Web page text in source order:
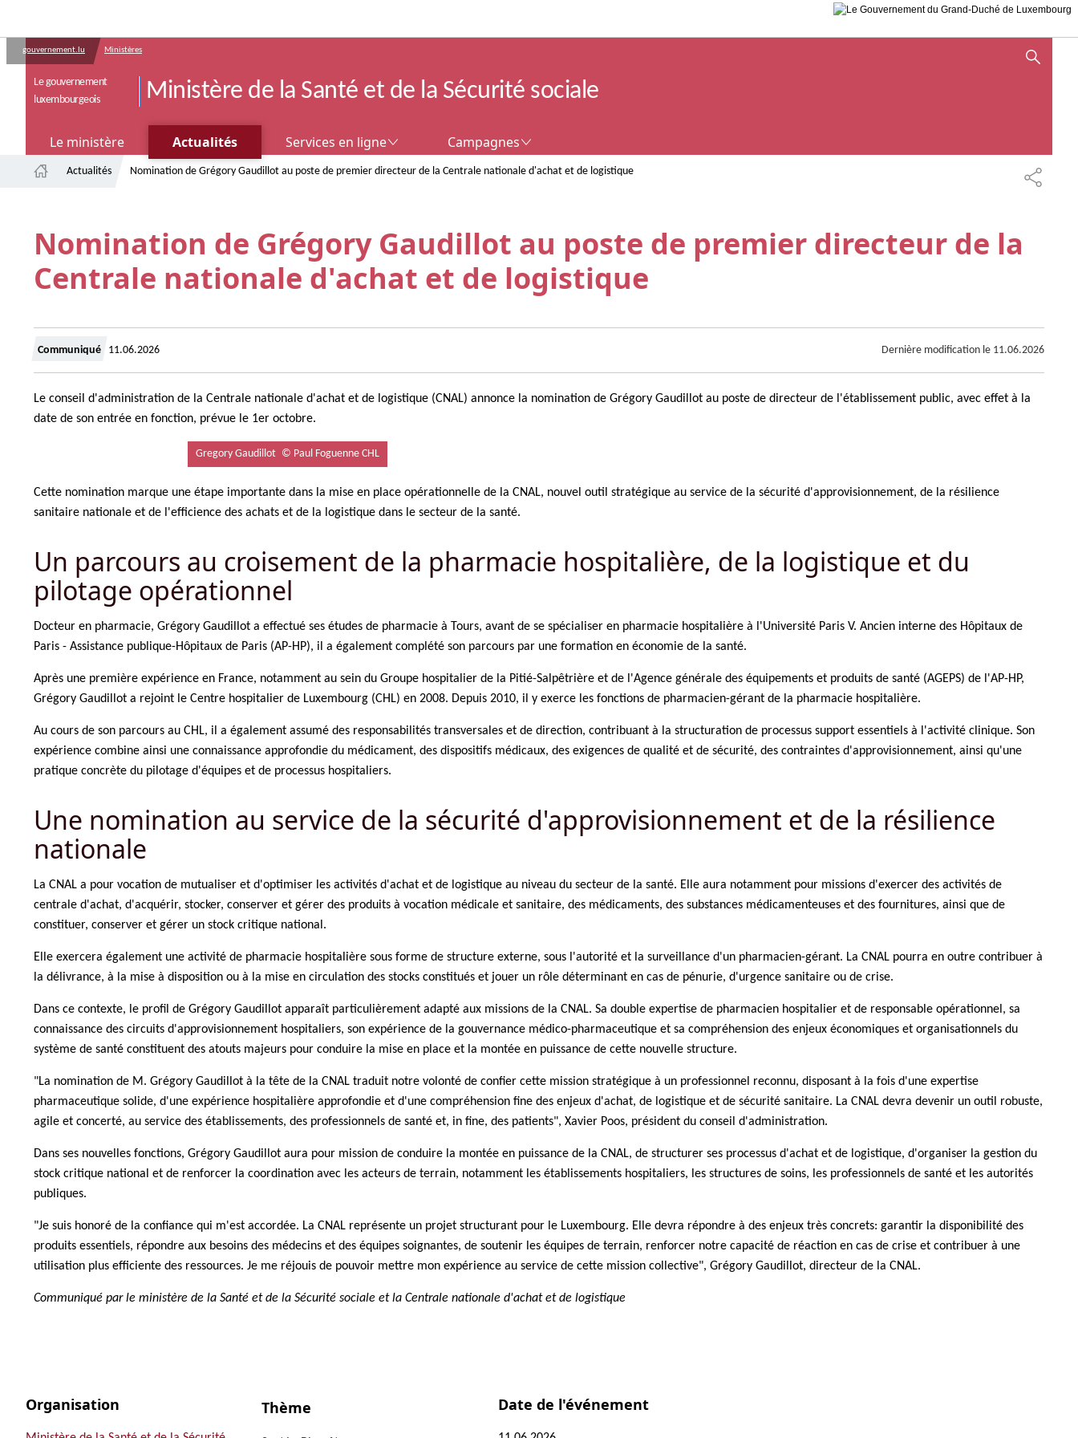
gouvernement.lu Ministères
Le gouvernement
luxembourgeois
Ministère de la Santé et de la Sécurité sociale
AFFICHER / MASQUER LA
Le ministère Actualités Services en ligne
SERVICES EN LIGNE Campagnes
CAMPAGNES
Actualités Nomination de Grégory Gaudillot au poste de premier directeur de la Centrale nationale d'achat et de logistique
Nomination de Grégory Gaudillot au poste de premier directeur de la
Centrale nationale d'achat et de logistique
Communiqué
Crée
le
11.06.2026 Dernière modification le 11.06.2026
Le conseil d'administration de la Centrale nationale d'achat et de logistique (CNAL) annonce la nomination de Grégory Gaudillot au poste de directeur de l'établissement public, avec effet à la
date de son entrée en fonction, prévue le 1er octobre.
Gregory Gaudillot © Paul Foguenne CHL
Cette nomination marque une étape importante dans la mise en place opérationnelle de la CNAL, nouvel outil stratégique au service de la sécurité d'approvisionnement, de la résilience
sanitaire nationale et de l'efficience des achats et de la logistique dans le secteur de la santé.
Un parcours au croisement de la pharmacie hospitalière, de la logistique et du
pilotage opérationnel
Docteur en pharmacie, Grégory Gaudillot a effectué ses études de pharmacie à Tours, avant de se spécialiser en pharmacie hospitalière à l'Université Paris V. Ancien interne des Hôpitaux de
Paris - Assistance publique-Hôpitaux de Paris (AP-HP), il a également complété son parcours par une formation en économie de la santé.
Après une première expérience en France, notamment au sein du Groupe hospitalier de la Pitié-Salpêtrière et de l'Agence générale des équipements et produits de santé (AGEPS) de l'AP-HP,
Grégory Gaudillot a rejoint le Centre hospitalier de Luxembourg (CHL) en 2008. Depuis 2010, il y exerce les fonctions de pharmacien-gérant de la pharmacie hospitalière.
Au cours de son parcours au CHL, il a également assumé des responsabilités transversales et de direction, contribuant à la structuration de processus support essentiels à l'activité clinique. Son
expérience combine ainsi une connaissance approfondie du médicament, des dispositifs médicaux, des exigences de qualité et de sécurité, des contraintes d'approvisionnement, ainsi qu'une
pratique concrète du pilotage d'équipes et de processus hospitaliers.
Une nomination au service de la sécurité d'approvisionnement et de la résilience
nationale
La CNAL a pour vocation de mutualiser et d'optimiser les activités d'achat et de logistique au niveau du secteur de la santé. Elle aura notamment pour missions d'exercer des activités de
centrale d'achat, d'acquérir, stocker, conserver et gérer des produits à vocation médicale et sanitaire, des médicaments, des substances médicamenteuses et des fournitures, ainsi que de
constituer, conserver et gérer un stock critique national.
Elle exercera également une activité de pharmacie hospitalière sous forme de structure externe, sous l'autorité et la surveillance d'un pharmacien-gérant. La CNAL pourra en outre contribuer à
la délivrance, à la mise à disposition ou à la mise en circulation des stocks constitués et jouer un rôle déterminant en cas de pénurie, d'urgence sanitaire ou de crise.
Dans ce contexte, le profil de Grégory Gaudillot apparaît particulièrement adapté aux missions de la CNAL. Sa double expertise de pharmacien hospitalier et de responsable opérationnel, sa
connaissance des circuits d'approvisionnement hospitaliers, son expérience de la gouvernance médico-pharmaceutique et sa compréhension des enjeux économiques et organisationnels du
système de santé constituent des atouts majeurs pour conduire la mise en place et la montée en puissance de cette nouvelle structure.
"La nomination de M. Grégory Gaudillot à la tête de la CNAL traduit notre volonté de confier cette mission stratégique à un professionnel reconnu, disposant à la fois d'une expertise
pharmaceutique solide, d'une expérience hospitalière approfondie et d'une compréhension fine des enjeux d'achat, de logistique et de sécurité sanitaire. La CNAL devra devenir un outil robuste,
agile et concerté, au service des établissements, des professionnels de santé et, in fine, des patients", Xavier Poos, président du conseil d'administration.
Dans ses nouvelles fonctions, Grégory Gaudillot aura pour mission de conduire la montée en puissance de la CNAL, de structurer ses processus d'achat et de logistique, d'organiser la gestion du
stock critique national et de renforcer la coordination avec les acteurs de terrain, notamment les établissements hospitaliers, les structures de soins, les professionnels de santé et les autorités
publiques.
"Je suis honoré de la confiance qui m'est accordée. La CNAL représente un projet structurant pour le Luxembourg. Elle devra répondre à des enjeux très concrets: garantir la disponibilité des
produits essentiels, répondre aux besoins des médecins et des équipes soignantes, de soutenir les équipes de terrain, renforcer notre capacité de réaction en cas de crise et contribuer à une
utilisation plus efficiente des ressources. Je me réjouis de pouvoir mettre mon expérience au service de cette mission collective", Grégory Gaudillot, directeur de la CNAL.
Communiqué par le ministère de la Santé et de la Sécurité sociale et la Centrale nationale d'achat et de logistique
Organisation Thème Date de l'événement